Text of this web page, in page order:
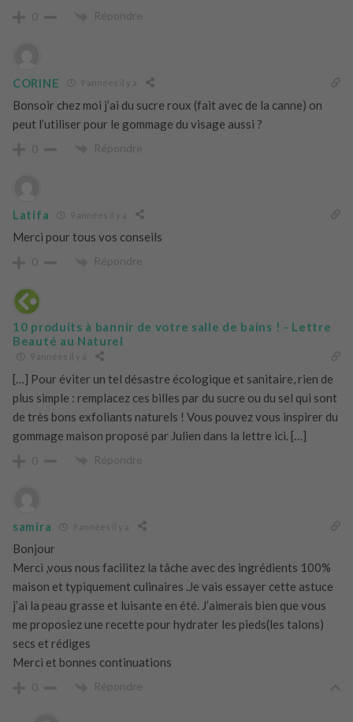
0 Répondre
CORINE 9 années il y a
Bonsoir chez moi j’ai du sucre roux (fait avec de la canne) on
peut l’utiliser pour le gommage du visage aussi ?
0 Répondre
Latifa 9 années il y a
Merci pour tous vos conseils
0 Répondre
10 produits à bannir de votre salle de bains ! - Lettre
Beauté au Naturel
9 années il y a
[…] Pour éviter un tel désastre écologique et sanitaire, rien de
plus simple : remplacez ces billes par du sucre ou du sel qui sont
de très bons exfoliants naturels ! Vous pouvez vous inspirer du
gommage maison proposé par Julien dans la lettre ici. […]
0 Répondre
samira 9 années il y a
Bonjour
Merci ,vous nous facilitez la tâche avec des ingrédients 100%
maison et typiquement culinaires .Je vais essayer cette astuce
j’ai la peau grasse et luisante en été. J’aimerais bien que vous
me proposiez une recette pour hydrater les pieds(les talons)
secs et rédiges
Merci et bonnes continuations
0 Répondre